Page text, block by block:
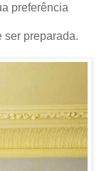
preferência
ser preparada.